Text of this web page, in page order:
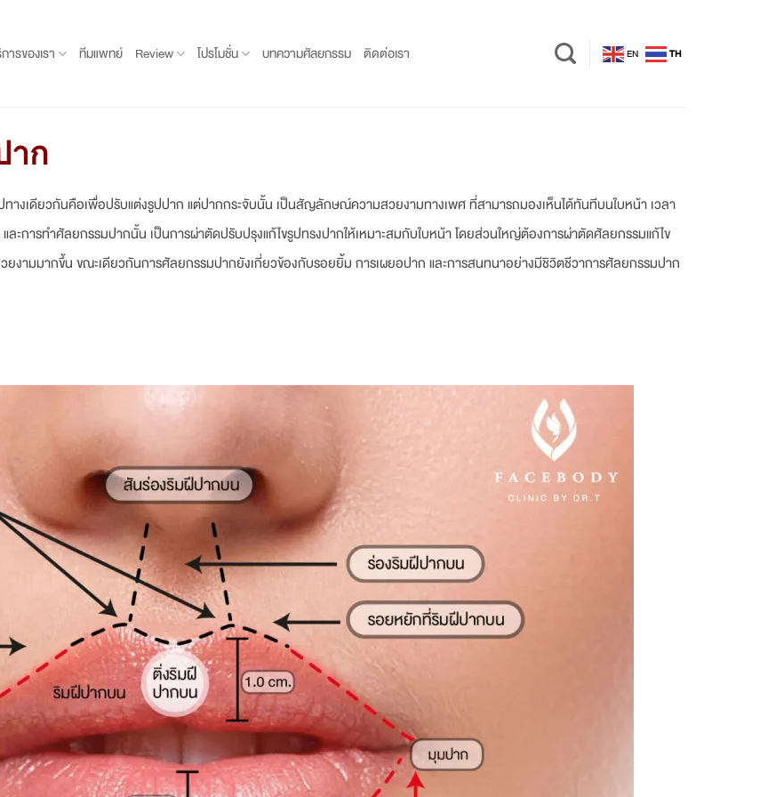
ารของเรา ทีมแพทย์ Review โปรโมชั่น บทความศัลยกรรม ติดต่อเรา EN TH
าก
างเดียวกันคือเพื่อปรับแต่งรูปปาก แต่ปากกระจับนั้น เป็นสัญลักษณ์ความสวยงามทางเพศ ที่สามารถมองเห็นได้ทันทีบนใบหน้า เวลา
ะการทำศัลยกรรมปากนั้น เป็นการผ่าตัดปรับปรุงแก้ไขรูปทรงปากให้เหมาะสมกับใบหน้า โดยส่วนใหญ่ต้องการผ่าตัดศัลยกรรมแก้ไข
งามมากขึ้น ขณะเดียวกันการศัลยกรรมปากยังเกี่ยวข้องกับรอยยิ้ม การเผยอปาก และการสนทนาอย่างมีชิวิตชีวาการศัลยกรรมปาก